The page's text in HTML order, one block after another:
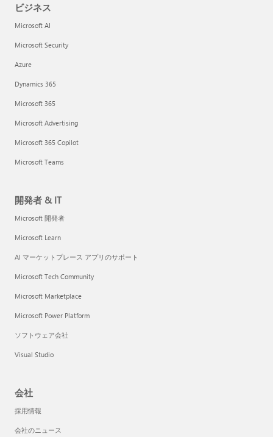
ビジネス
Microsoft AI
Microsoft Security
Azure
Dynamics 365
Microsoft 365
Microsoft Advertising
Microsoft 365 Copilot
Microsoft Teams
開発者 & IT
Microsoft 開発者
Microsoft Learn
AI マーケットプレース アプリのサポート
Microsoft Tech Community
Microsoft Marketplace
Microsoft Power Platform
ソフトウェア会社
Visual Studio
会社
採用情報
会社のニュース